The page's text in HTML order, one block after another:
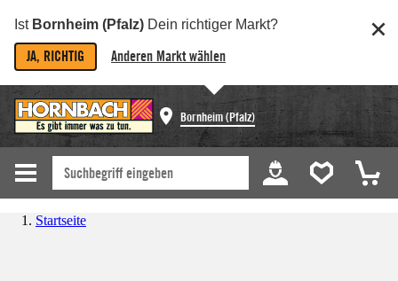
Ist Bornheim (Pfalz) Dein richtiger Markt?
JA, RICHTIG Anderen Markt wählen
Bornheim (Pfalz)
Startseite